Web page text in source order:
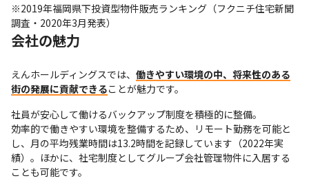
※2019年福岡県下投資型物件販売ランキング（フクニチ住宅新聞
調査・2020年3月発表）
会社の魅力
えんホールディングスでは、 働きやすい環境の中、将来性のある
街の発展に貢献できることが魅力です。
社員が安心して働けるバックアップ制度を積極的に整備。
効率的で働きやすい環境を整備するため、リモート勤務を可能と
し、月の平均残業時間は13.2時間を記録しています（2022年実
績）。ほかに、社宅制度としてグループ会社管理物件に入居する
ことも可能です。